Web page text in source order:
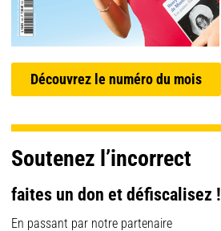
Découvrez le numéro du mois
Soutenez l’incorrect
faites un don et défiscalisez !
En passant par notre partenaire